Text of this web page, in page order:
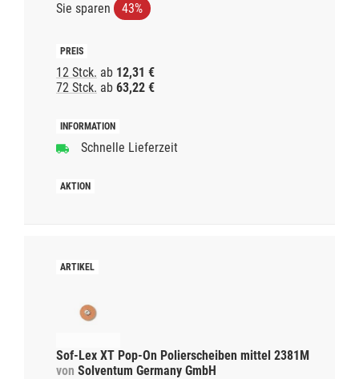
Sie sparen 43%
12 Stck. ab 12,31 €
72 Stck. ab 63,22 €
Schnelle Lieferzeit
Sof-Lex XT Pop-On Polierscheiben mittel 2381M
von Solventum Germany GmbH